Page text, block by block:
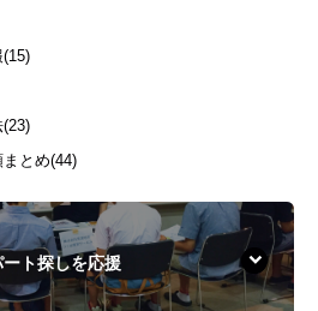
(15)
(23)
とめ(44)
ト探しを応援